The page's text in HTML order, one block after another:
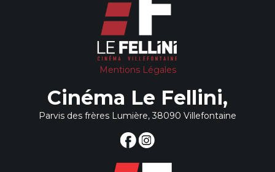
Mentions Légales
Cinéma Le Fellini,
Parvis des frères Lumière, 38090 Villefontaine